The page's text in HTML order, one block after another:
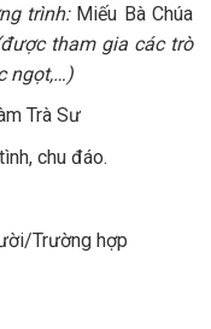
trình:Miếu Bà Chúa
tham gia các trò
ngọt,…)
Trà Sư
chu đáo.
Trường hợp